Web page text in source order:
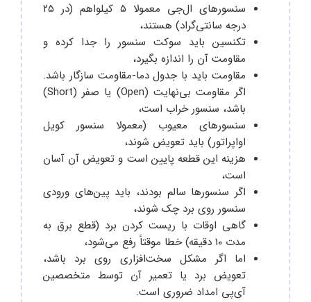
سنسورهای ال‌جی معمولا ۵ کیلواهم (در ۲۵
درجه سانتی‌گراد) هستند،
تکنسین باید سوکت سنسور را جدا کرده و
مقاومت آن را اندازه بگیرد،
مقاومت باید با جدول دما-مقاومت سازگار باشد.
اگر مقاومت بی‌نهایت (Open) یا صفر (Short)
باشد، سنسور خراب است،
سنسورهای معیوب (معمولا سنسور کویل
اواپراتور) باید تعویض شوند،
هزینه این قطعه پایین است و تعویض آن آسان
است،
اگر سنسورها سالم بودند، باید پین‌های ورودی
سنسور روی برد چک شوند،
گاهی اوقات با ریست کردن برد (قطع برق به
مدت ۱۰ دقیقه) خطا موقتاً رفع می‌شود،
اما اگر مشکل سخت‌افزاری روی برد باشد،
تعویض برد یا تعمیر آن توسط متخصصین
آی‌پی امداد ضروری است.